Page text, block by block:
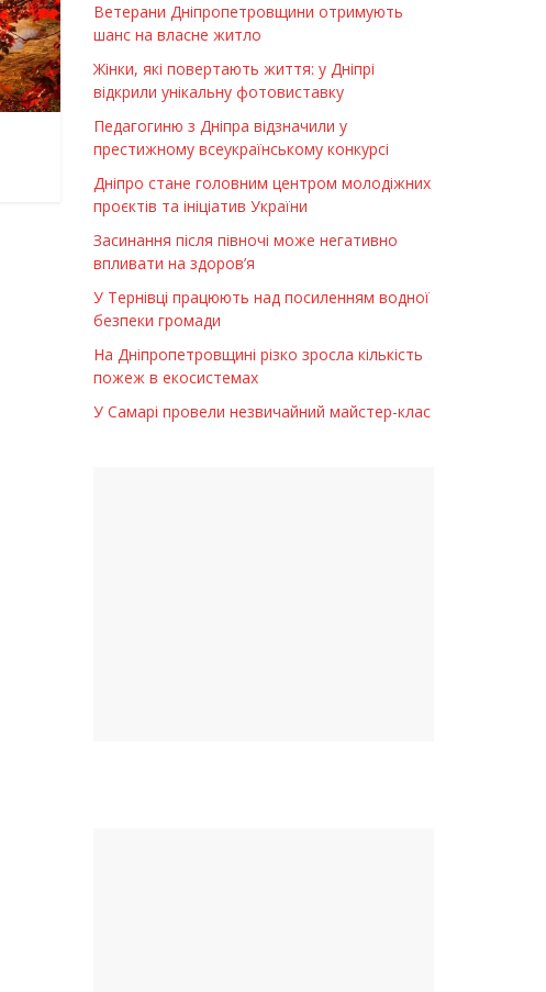
Ветерани Дніпропетровщини отримують
шанс на власне житло
Жінки, які повертають життя: у Дніпрі
відкрили унікальну фотовиставку
Педагогиню з Дніпра відзначили у
престижному всеукраїнському конкурсі
Дніпро стане головним центром молодіжних
проєктів та ініціатив України
Засинання після півночі може негативно
впливати на здоров’я
У Тернівці працюють над посиленням водної
безпеки громади
На Дніпропетровщині різко зросла кількість
пожеж в екосистемах
У Самарі провели незвичайний майстер-клас